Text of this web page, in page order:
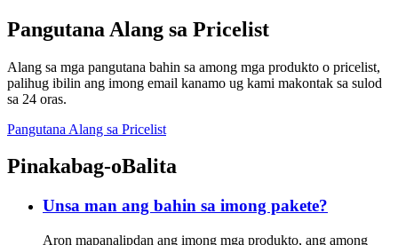
Pangutana Alang sa Pricelist
Alang sa mga pangutana bahin sa among mga produkto o pricelist,
palihug ibilin ang imong email kanamo ug kami makontak sa sulod
sa 24 oras.
Pangutana Alang sa Pricelist
Pinakabag-oBalita
Unsa man ang bahin sa imong pakete?
Aron mapanalipdan ang imong mga produkto, ang among